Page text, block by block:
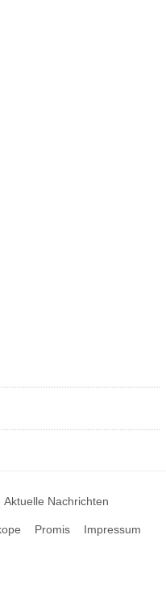
Aktuelle Nachrichten
Promis Impressum